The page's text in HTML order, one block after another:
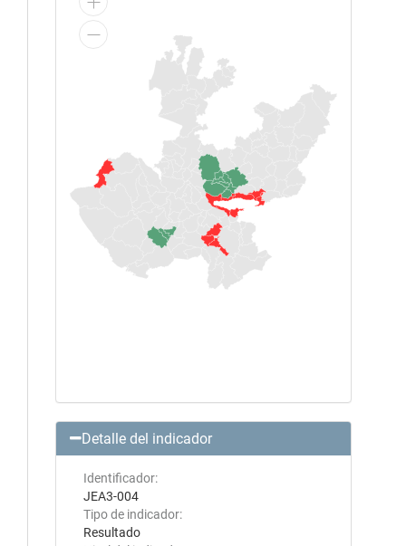
Detalle del indicador
Identificador:
JEA3-004
Tipo de indicador:
Resultado